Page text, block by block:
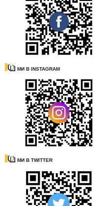
МИ В INSTAGRAM
МИ В TWITTER